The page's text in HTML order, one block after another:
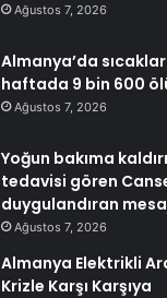
Ağustos 7, 2026
Almanya’da
haftada 9 bin 600
Ağustos 7, 2026
Yoğun bakıma
tedavisi gören
duygulandıran
Ağustos 7, 2026
Almanya Elektrikli
Krizle Karşı Karşıya